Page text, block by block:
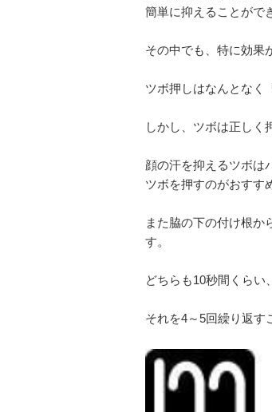
簡単に抑えることがで
その中でも、特に効果
ツボ押しはなんとなく
しかし、ツボは正しく
顔の汗を抑えるツボは
ツボを押すのがおすす
また脇の下の付け根か
す。
どちらも10秒間くらい
それを4～5回繰り返す